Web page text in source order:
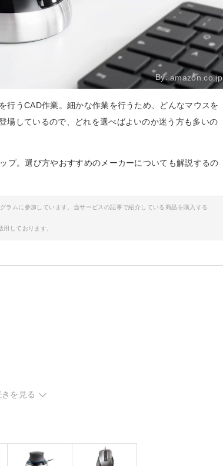
By:amazon.co.jp
行うCAD作業。細かな作業を行うため、どんなマウスを
場しているので、どれを選べばよいのか迷う方も多いの
プ。選び方やおすすめのメーカーについても解説するの
ムに参加しています。当サービスの記事で紹介している商品を購入する
しております。
きを見る